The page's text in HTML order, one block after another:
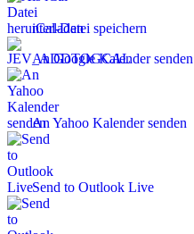
iCal-Datei speichern
An Google Kalender senden
An Yahoo Kalender senden
Send to Outlook Live